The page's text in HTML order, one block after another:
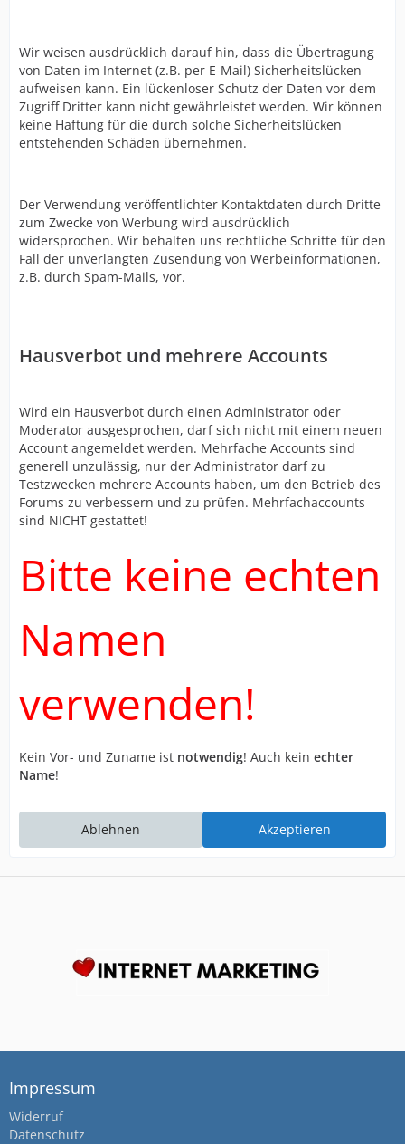
Wir weisen ausdrücklich darauf hin, dass die Übertragung
von Daten im Internet (z.B. per E-Mail) Sicherheitslücken
aufweisen kann. Ein lückenloser Schutz der Daten vor dem
Zugriff Dritter kann nicht gewährleistet werden. Wir können
keine Haftung für die durch solche Sicherheitslücken
entstehenden Schäden übernehmen.
Der Verwendung veröffentlichter Kontaktdaten durch Dritte
zum Zwecke von Werbung wird ausdrücklich
widersprochen. Wir behalten uns rechtliche Schritte für den
Fall der unverlangten Zusendung von Werbeinformationen,
z.B. durch Spam-Mails, vor.
Hausverbot und mehrere Accounts
Wird ein Hausverbot durch einen Administrator oder
Moderator ausgesprochen, darf sich nicht mit einem neuen
Account angemeldet werden. Mehrfache Accounts sind
generell unzulässig, nur der Administrator darf zu
Testzwecken mehrere Accounts haben, um den Betrieb des
Forums zu verbessern und zu prüfen. Mehrfachaccounts
sind NICHT gestattet!
Bitte keine echten
Namen
verwenden!
Kein Vor- und Zuname ist notwendig! Auch kein echter
Name!
Ablehnen
Impressum
Widerruf
Datenschutz